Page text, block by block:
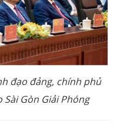
đạo đảng, chính phủ
Gòn Giải Phóng